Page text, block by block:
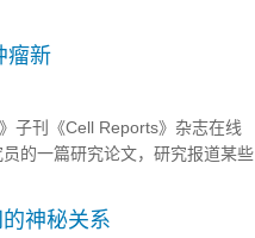
瘤新
子刊《Cell Reports》杂志在线
的一篇研究论文，研究报道某些
年中最常见。
神秘关系